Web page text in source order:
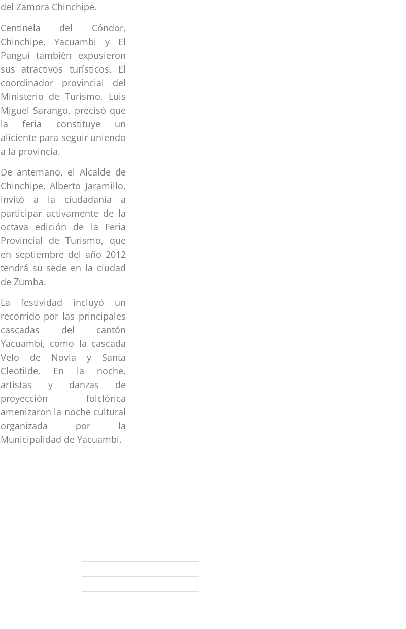
del Zamora Chinchipe.
Centinela del Cóndor,
Chinchipe, Yacuambi y El
Pangui también expusieron
sus atractivos turísticos. El
coordinador provincial del
Ministerio de Turismo, Luis
Miguel Sarango, precisó que
la feria constituye un
aliciente para seguir uniendo
a la provincia.
De antemano, el Alcalde de
Chinchipe, Alberto Jaramillo,
invitó a la ciudadanía a
participar activamente de la
octava edición de la Feria
Provincial de Turismo, que
en septiembre del año 2012
tendrá su sede en la ciudad
de Zumba.
La festividad incluyó un
recorrido por las principales
cascadas del cantón
Yacuambi, como la cascada
Velo de Novia y Santa
Cleotilde. En la noche,
artistas y danzas de
proyección folclórica
amenizaron la noche cultural
organizada por la
Municipalidad de Yacuambi.
Webmail
Zamora
Yantzaza
Centinela del Cóndor
El Pangui
Palanda